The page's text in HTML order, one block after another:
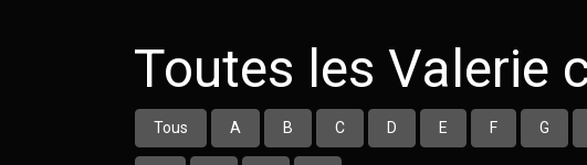
Toutes les Valerie
Tous A B C D E F G